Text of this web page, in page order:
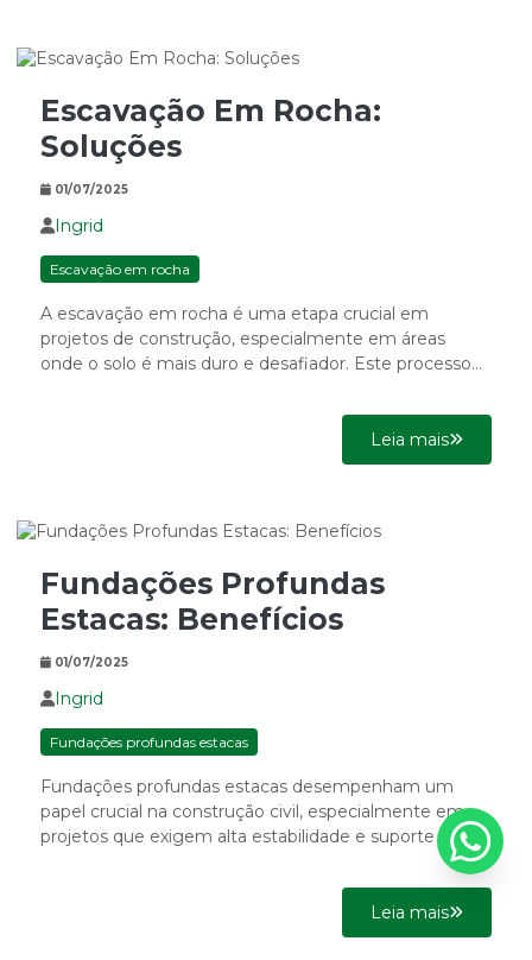
Escavação Em Rocha:
Soluções
01/07/2025
Ingrid
Escavação em rocha
A escavação em rocha é uma etapa crucial em
projetos de construção, especialmente em áreas
onde o solo é mais duro e desafiador. Este processo...
Leia mais
Fundações Profundas
Estacas: Benefícios
01/07/2025
Ingrid
Fundações profundas estacas
Fundações profundas estacas desempenham um
papel crucial na construção civil, especialmente em
projetos que exigem alta estabilidade e suporte em
Leia mais